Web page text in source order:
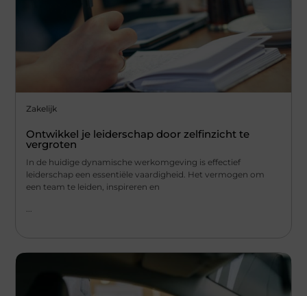
Zakelijk
Ontwikkel je leiderschap door zelfinzicht te
vergroten
In de huidige dynamische werkomgeving is effectief
leiderschap een essentiële vaardigheid. Het vermogen om
een team te leiden, inspireren en
...